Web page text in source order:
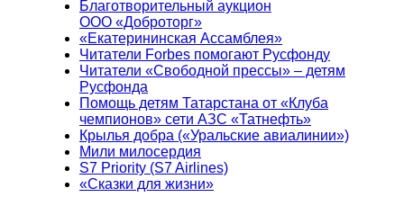
Благотворительный аукцион
ООО «Доброторг»
«Екатерининская Ассамблея»
Читатели Forbes помогают Русфонду
Читатели «Свободной прессы» – детям
Русфонда
Помощь детям Татарстана от «Клуба
чемпионов» сети АЗС «Татнефть»
Крылья добра («Уральские авиалинии»)
Мили милосердия
S7 Priority (S7 Airlines)
«Сказки для жизни»